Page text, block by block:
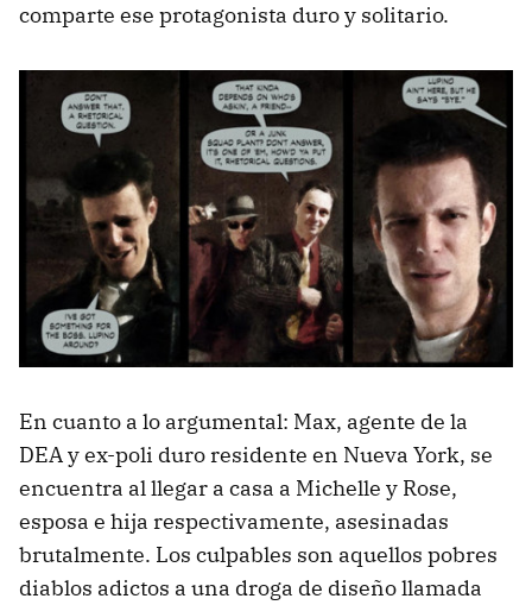
comparte ese protagonista duro y solitario.
En cuanto a lo argumental: Max, agente de la
DEA y ex-poli duro residente en Nueva York, se
encuentra al llegar a casa a Michelle y Rose,
esposa e hija respectivamente, asesinadas
brutalmente. Los culpables son aquellos pobres
diablos adictos a una droga de diseño llamada